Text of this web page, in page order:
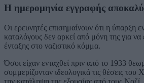
Η ημερομηνία εγγραφής
Οι ερευνητές επισημαίνουν ότι η ύπαρξη
καταλόγους δεν αρκεί από μόνη της για να
ένταξης στο ναζιστικό κόμμα.
Όσοι είχαν ενταχθεί πριν από το 1933
συμμερίζονταν ιδεολογικά τις θέσεις του
την κατάληψη της εξουσίας από τους